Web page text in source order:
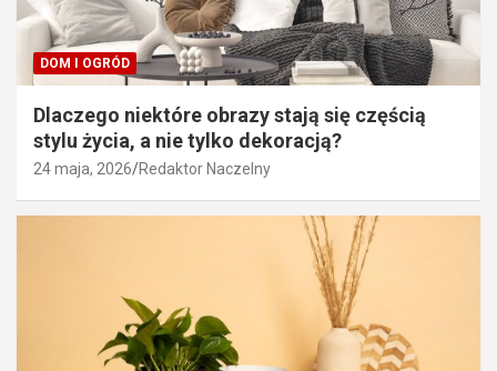
DOM I OGRÓD
Dlaczego niektóre obrazy stają się częścią
stylu życia, a nie tylko dekoracją?
24 maja, 2026 Redaktor Naczelny